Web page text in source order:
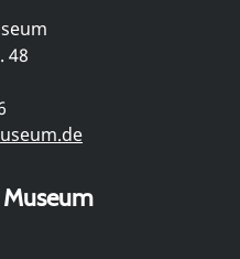
48